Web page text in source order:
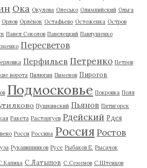
Ока Окулова Олесько Олимпийский Ольга
Орлов Орлёнок Остафьево Остоженка Остров
Павел Соколов Павелецкий Павлушенко
Пересветов
Перфильев Петренко Петров
ворота Пилюгин Пименов Пирогов
Подмосковье Покровка Поля
Пушкинский Пьянов Пятигорск
Ракета Расторгуев Рдейский Рдея
Росси Россина Россия Ростов
Рукавишников Русе Рыбаков Е. Рысачок
С.Латыпов С.Семенов С.Штенцов